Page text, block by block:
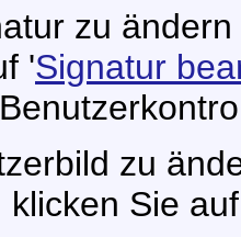
zu
'Signatur
zu
klicken Sie